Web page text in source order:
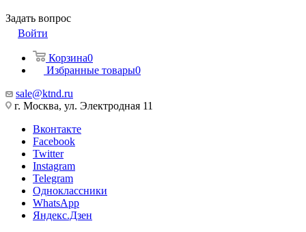
Задать вопрос
Войти
Корзина0
Избранные товары0
sale@ktnd.ru
г. Москва, ул. Электродная 11
Вконтакте
Facebook
Twitter
Instagram
Telegram
Одноклассники
WhatsApp
Яндекс.Дзен